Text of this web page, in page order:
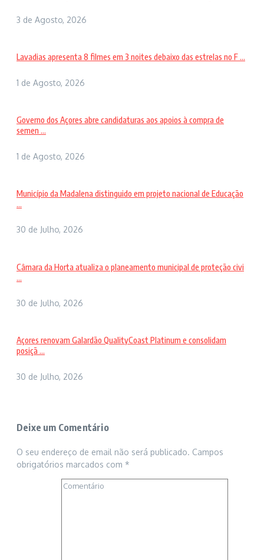
3 de Agosto, 2026
Lavadias apresenta 8 filmes em 3 noites debaixo das estrelas no F ...
1 de Agosto, 2026
Governo dos Açores abre candidaturas aos apoios à compra de
semen ...
1 de Agosto, 2026
Município da Madalena distinguido em projeto nacional de Educação
...
30 de Julho, 2026
Câmara da Horta atualiza o planeamento municipal de proteção civi
...
30 de Julho, 2026
Açores renovam Galardão QualityCoast Platinum e consolidam
posiçã ...
30 de Julho, 2026
Deixe um Comentário
O seu endereço de email não será publicado. Campos
obrigatórios marcados com *